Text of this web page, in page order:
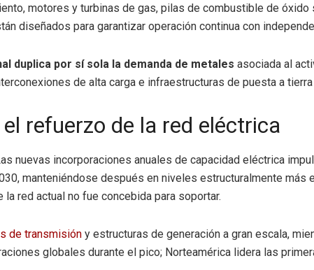
motores y turbinas de gas, pilas de combustible de
diseñados para garantizar operación continua con
duplica por sí sola la demanda de metales asociada al
de alta carga e infraestructuras de puesta a
refuerzo de la red eléctrica
nuevas incorporaciones anuales de capacidad eléctrica
manteniéndose después en niveles estructuralmente
red actual no fue concebida para soportar.
de transmisión y estructuras de generación a gran escala,
globales durante el pico; Norteamérica lidera las